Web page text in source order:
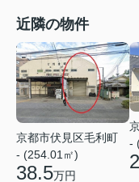
近隣の物件
京都市伏見区毛利町
- (254.01㎡)
38.5万円
-